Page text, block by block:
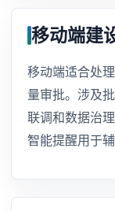
移动端建
移动端适合处
量审批。涉及
联调和数据治
智能提醒用于